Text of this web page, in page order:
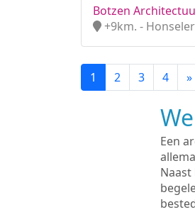
Botzen
+9km. -
1 2 3 4 »
Een